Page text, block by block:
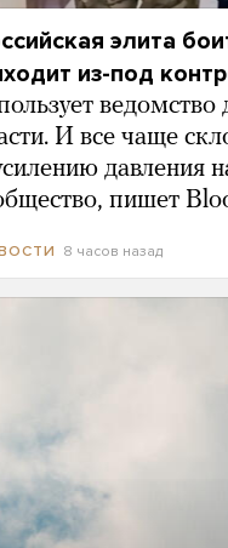
элита
из-под
И все чаще
давления
пишет
8 часов назад